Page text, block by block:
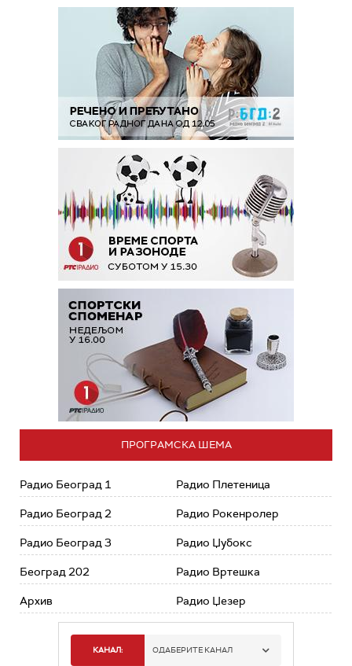
ПРОГРАМСКА ШЕМА
Радио Београд 1
Радио Београд 2
Радио Београд 3
Београд 202
Архив
Радио Плетеница
Радио Рокенролер
Радио Џубокс
Радио Вртешка
Радио Џезер
КАНАЛ: ОДАБЕРИТЕ КАНАЛ